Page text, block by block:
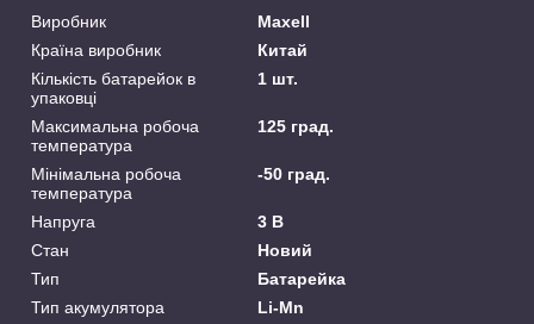
Виробник
Maxell
Країна виробник
Китай
Кількість батарейок в
упаковці
1 шт.
Максимальна робоча
температура
125 град.
Мінімальна робоча
температура
-50 град.
Напруга
3 В
Стан
Новий
Тип
Батарейка
Тип акумулятора
Li-Mn